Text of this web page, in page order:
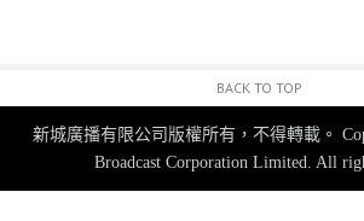
BACK TO TOP
新城廣播有限公司版權所有，不得轉載。
Broadcast Corporation Limited. All